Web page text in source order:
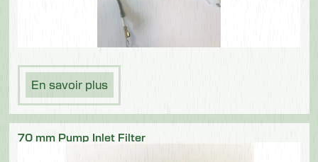
En savoir plus
70 mm Pump Inlet Filter